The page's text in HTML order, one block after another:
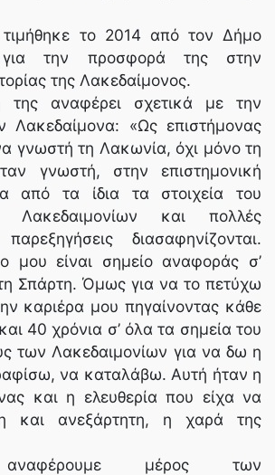
το 2014 από τον Δήμο
για την προσφορά της στην
της Λακεδαίμονος.
της αναφέρει σχετικά με την
Λακεδαίμονα: «Ως επιστήμονας
γνωστή τη Λακωνία, όχι μόνο τη
γνωστή, στην επιστημονική
από τα ίδια τα στοιχεία του
Λακεδαιμονίων και πολλές
παρεξηγήσεις διασαφηνίζονται.
μου είναι σημείο αναφοράς σ’
Σπάρτη. Όμως για να το πετύχω
καριέρα μου πηγαίνοντας κάθε
40 χρόνια σ’ όλα τα σημεία του
των Λακεδαιμονίων για να δω η
να καταλάβω. Αυτή ήταν η
και η ελευθερία που είχα να
και ανεξάρτητη, η χαρά της
αναφέρουμε μέρος των